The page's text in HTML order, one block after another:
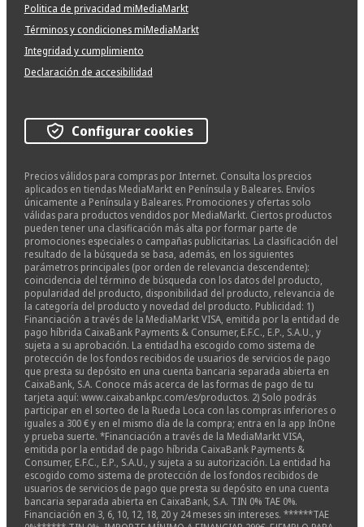
Politica de privacidad miMediaMarkt
Términos y condiciones miMediaMarkt
Integridad y cumplimiento
Declaración de accesibilidad
Configurar cookies
Precios válidos para compras por Internet. Consulta los precios
aplicados en tiendas MediaMarkt en Península y Baleares. Envíos
únicamente a Península y Baleares. Promociones y ofertas solo
válidas para productos vendidos por MediaMarkt. Ciertos productos
pueden tener una clasificación más alta por formar parte de
promociones especiales o campañas publicitarias. La clasificación del
resultado de la búsqueda se basa, además, en los siguientes
parámetros principales (por orden de relevancia descendente):
coincidencia del término de búsqueda con los datos del producto,
popularidad del producto, disponibilidad del producto, relevancia de
la categoría del producto y novedad del producto. Publicidad: 1)
Financiación a través de la MediaMarkt VISA, emitida por la entidad de
pago híbrida CaixaBank Payments & Consumer, E.F.C., E.P., S.A.U., y
sujeta a su aprobación. La entidad ha escogido como sistema de
protección de los fondos recibidos de usuarios de servicios de pago
que presta su depósito en una cuenta bancaria separada abierta en
CaixaBank, S.A. Conoce más acerca de las formas de pago de tu
tarjeta aquí: www.caixabankpc.com/es/productos. 2) Solo podrás
participar en el sorteo de la Rueda Loca con las compras inferiores o
iguales a 300 € y en el mismo día de la compra; entra en la app InOne
y prueba suerte. *Financiación a través de la MediaMarkt VISA,
emitida por la entidad de pago híbrida CaixaBank Payments &
Consumer, E.F.C., E.P., S.A.U., y sujeta a su autorización. La entidad ha
escogido como sistema de protección de los fondos recibidos de
usuarios de servicios de pago que presta su depósito en una cuenta
bancaria separada abierta en CaixaBank, S.A. TIN 0% TAE 0%.
Financiación en 3, 6, 10, 12, 18, 20 y 24 meses sin intereses. ******TAE